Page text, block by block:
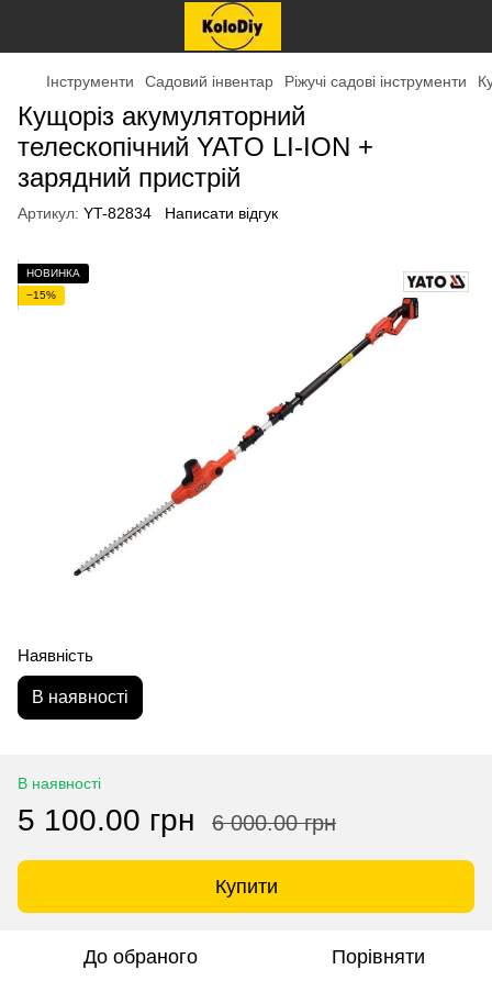
Інструменти Садовий інвентар Ріжучі садові інструменти
Кущоріз акумуляторний
телескопічний YATO LI-ION +
зарядний пристрій
Артикул: YT-82834 Написати відгук
НОВИНКА
−15%
Наявність
В наявності
В наявності
5 100.00 грн 6 000.00 грн
Купити
До обраного Порівняти